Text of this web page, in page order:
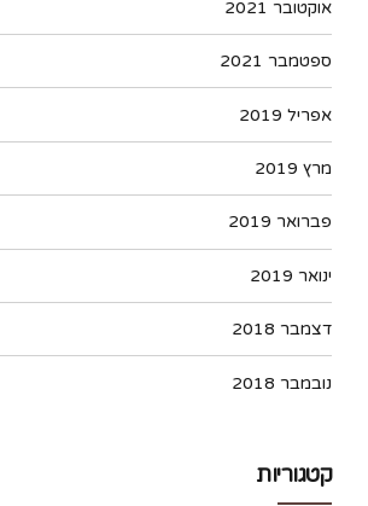
אוקטובר 2021
ספטמבר 2021
אפריל 2019
מרץ 2019
פברואר 2019
ינואר 2019
דצמבר 2018
נובמבר 2018
קטגוריות